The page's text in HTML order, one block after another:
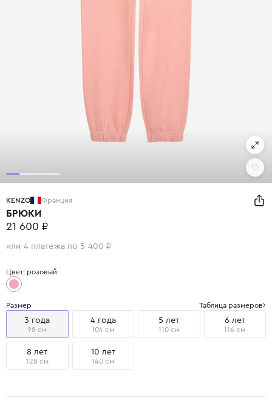
KENZO Франция
БРЮКИ
21 600 ₽
или 4 платежа по 5 400 ₽
Цвет: розовый
Размер Таблица размеров
3 года
98 см
4 года
104 см
5 лет
110 см
6 лет
116 см
8 лет
128 см
10 лет
140 см